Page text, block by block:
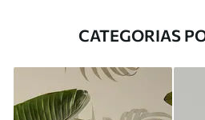
CATEGORIAS